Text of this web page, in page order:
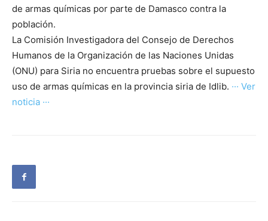
de armas químicas por parte de Damasco contra la
población.
La Comisión Investigadora del Consejo de Derechos
Humanos de la Organización de las Naciones Unidas
(ONU) para Siria no encuentra pruebas sobre el supuesto
uso de armas químicas en la provincia siria de Idlib. ··· Ver
noticia ···